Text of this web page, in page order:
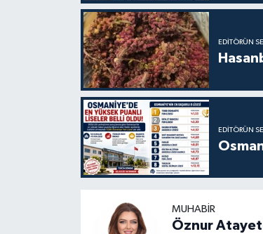
EDITÖRÜN
EDITÖRÜN
MUHABIR
Öznur